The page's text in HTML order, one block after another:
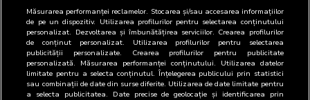
Măsurarea performanței reclamelor. Stocarea și/sau accesarea informațiilor
de pe un dispozitiv. Utilizarea profilurilor pentru selectarea conținutului
personalizat. Dezvoltarea și îmbunătățirea serviciilor. Crearea profilurilor
de conținut personalizat. Utilizarea profilurilor pentru selectarea
publicității personalizate. Crearea profilurilor pentru publicitate
personalizată. Măsurarea performanței conținutului. Utilizarea datelor
limitate pentru a selecta conținutul. Înțelegerea publicului prin statistici
sau combinații de date din surse diferite. Utilizarea de date limitate pentru
a selecta publicitatea. Date precise de geolocație și identificarea prin